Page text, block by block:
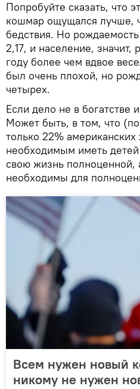
Попробуйте сказать, что
кошмар ощущался лучше,
бедствия. Но
2,17, и население,
году более чем вдвое
был очень плохой, но
четырех.
Если дело не в богатстве
Может быть, в том, что
только 22%
необходимым иметь детей
свою жизнь полноценной,
необходимы для
Всем нужен новый
никому не нужен